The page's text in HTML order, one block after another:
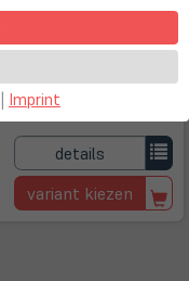
incl. BTW
Gratis verzending binnen
details
variant kiezen
| Imprint